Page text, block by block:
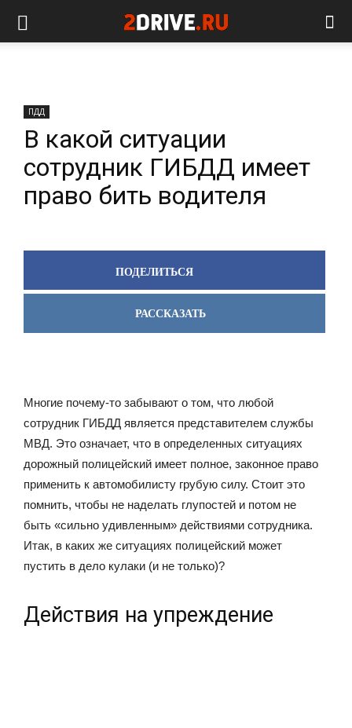
ПДД
В какой ситуации
сотрудник ГИБДД имеет
право бить водителя
ПОДЕЛИТЬСЯ
РАССКАЗАТЬ
Многие почему-то забывают о том, что любой
сотрудник ГИБДД является представителем службы
МВД. Это означает, что в определенных ситуациях
дорожный полицейский имеет полное, законное право
применить к автомобилисту грубую силу. Стоит это
помнить, чтобы не наделать глупостей и потом не
быть «сильно удивленным» действиями сотрудника.
Итак, в каких же ситуациях полицейский может
пустить в дело кулаки (и не только)?
Действия на упреждение